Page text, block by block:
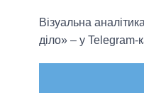
Візуальна
діло» – у Telegram-